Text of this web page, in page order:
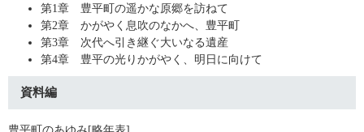
第1章 豊平町の遥かな原郷を訪ねて
第2章 かがやく息吹のなかへ、豊平町
第3章 次代へ引き継ぐ大いなる遺産
第4章 豊平の光りかがやく、明日に向けて
資料編